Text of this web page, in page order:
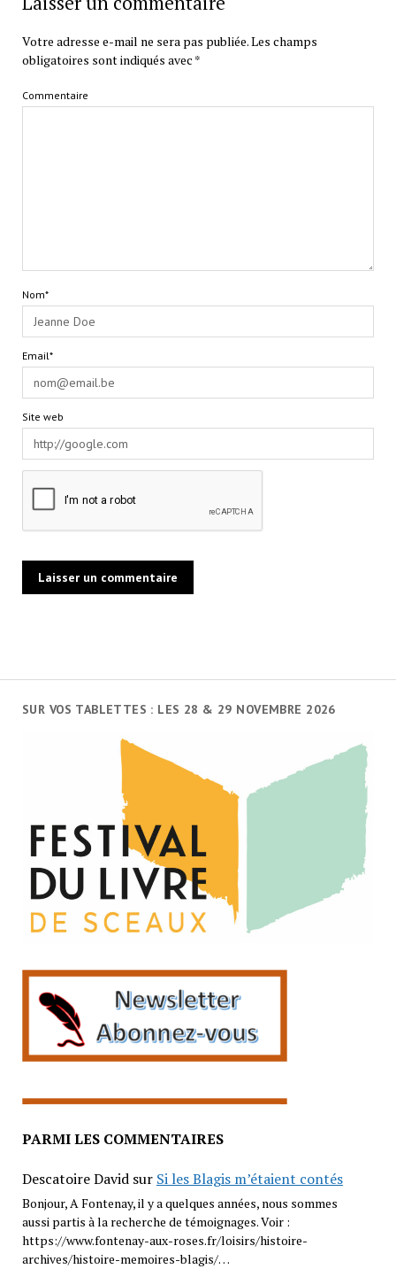
SUR VOS TABLETTES : LES 28 & 29 NOVEMBRE 2026
PARMI LES COMMENTAIRES
Descatoire Davidsur Si les Blagis m’étaient contés
Bonjour, A Fontenay, il y a quelques années, nous sommes
aussi partis à la recherche de témoignages. Voir :
https://www.fontenay-aux-roses.fr/loisirs/histoire-
archives/histoire-memoires-blagis/…
Votre adresse e-mail ne sera pas publiée.Les champs
obligatoires sont indiqués avec *
Commentaire
Nom*
Email*
Site web